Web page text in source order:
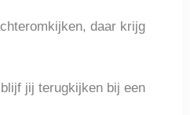
daar krijg
jij terugkijken bij een